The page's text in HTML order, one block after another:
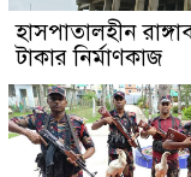
হাসপাতালহীন
টাকার নির্মাণকাজ